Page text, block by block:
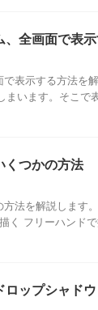
全画面で表
表示する方法を
います。そこで
つかの方法
法を解説します
く フリーハンド
ップシャド